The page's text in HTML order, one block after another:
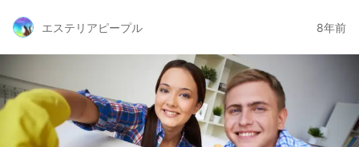
エステリアピープル 8年前